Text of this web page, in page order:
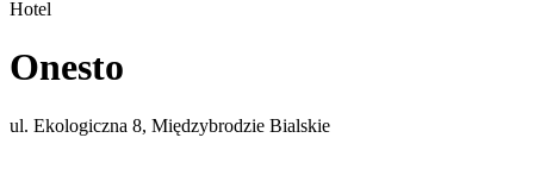
Hotel
Onesto
ul. Ekologiczna 8, Międzybrodzie Bialskie